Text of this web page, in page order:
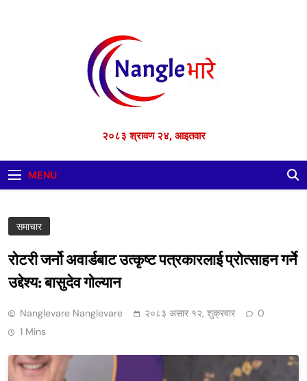
२०८३ श्रावण २४, आइतवार
MENU
समाचार
रोटरी जर्नो अवार्डबाट उत्कृष्ट पत्रकारलाई प्रोत्साहन गर्ने
उद्देश्य: बासुदेव गोल्यान
Nanglevare Nanglevare २०८३ असार १२, शुक्रवार
0
1 Mins